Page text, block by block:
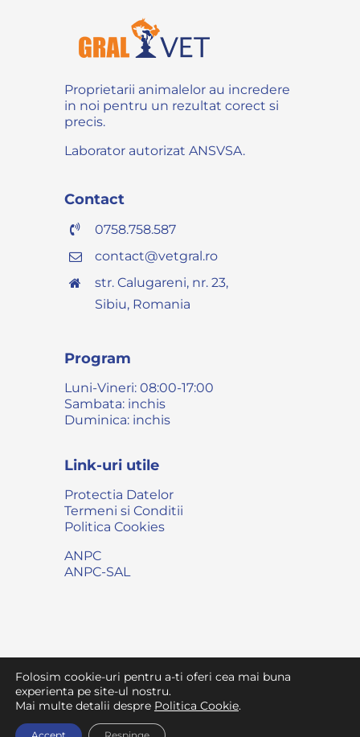
Proprietarii animalelor au incredere
in noi pentru un rezultat corect si
precis.
Laborator autorizat ANSVSA.
Contact
0758.758.587
contact@vetgral.ro
str. Calugareni, nr. 23,
Sibiu, Romania
Program
Luni-Vineri: 08:00-17:00
Sambata: inchis
Duminica: inchis
Link-uri utile
Protectia Datelor
Termeni si Conditii
Politica Cookies
ANPC
ANPC-SAL
© 2007 - 2026 • Toate drepturile rezervateVet Gral
Parte din reteaua
Folosim cookie-uri pentru a-ti oferi cea mai buna
experienta pe site-ul nostru.
Mai multe detalii despre Politica Cookie.